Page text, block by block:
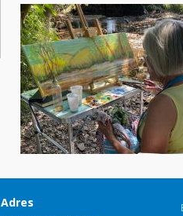
Adres